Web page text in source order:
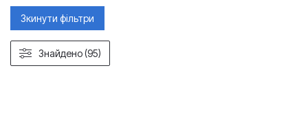
Зкинути фільтри
Знайдено (95)